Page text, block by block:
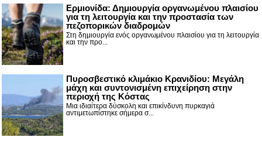
Ερμιονίδα: Δημιουργία οργανωμένου πλαισίου
για τη λειτουργία και την προστασία των
πεζοπορικών διαδρομών
Στη δημιουργία ενός οργανωμένου πλαισίου για τη λειτουργία
και την προ...
Πυροσβεστικό κλιμάκιο Κρανιδίου: Μεγάλη
μάχη και συντονισμένη επιχείρηση στην
περιοχή της Κόστας
Μια ιδιαίτερα δύσκολη και επικίνδυνη πυρκαγιά
αντιμετωπίστηκε σήμερα σ...